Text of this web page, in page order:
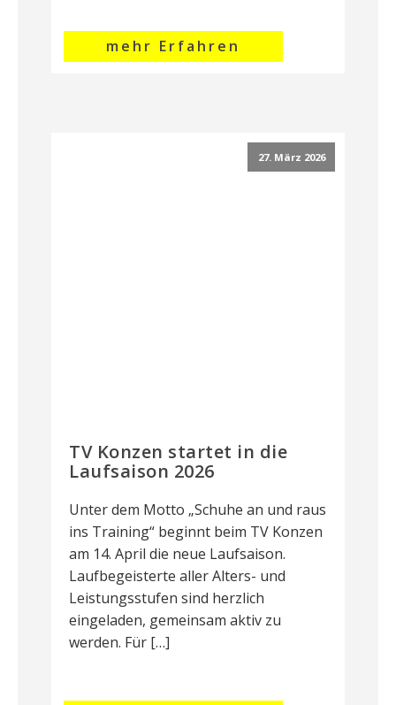
mehr Erfahren
27. März 2026
TV Konzen startet in die
Laufsaison 2026
Unter dem Motto „Schuhe an und raus
ins Training“ beginnt beim TV Konzen
am 14. April die neue Laufsaison.
Laufbegeisterte aller Alters- und
Leistungsstufen sind herzlich
eingeladen, gemeinsam aktiv zu
werden. Für […]